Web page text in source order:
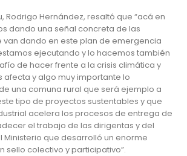
Rodrigo Hernández, resaltó que “acá en
dando una señal concreta de las
van dando en este plan de emergencia
ejecutando y lo hacemos también
de hacer frente a la crisis climática y
afecta y algo muy importante lo
una comuna rural que será ejemplo a
tipo de proyectos sustentables y que
acelera los procesos de entrega de
el trabajo de las dirigentas y del
Ministerio que desarrolló un enorme
sello colectivo y participativo”.